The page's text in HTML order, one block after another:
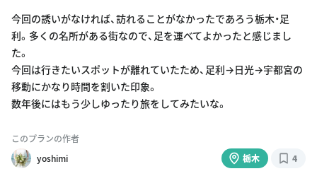
今回の誘いがなければ、訪れることがなかったであろう栃木・足
利。多くの名所がある街なので、足を運べてよかったと感じまし
た。
今回は行きたいスポットが離れていたため、足利→日光→宇都宮の
移動にかなり時間を割いた印象。
数年後にはもう少しゆったり旅をしてみたいな。
このプランの作者
yoshimi
栃木 4